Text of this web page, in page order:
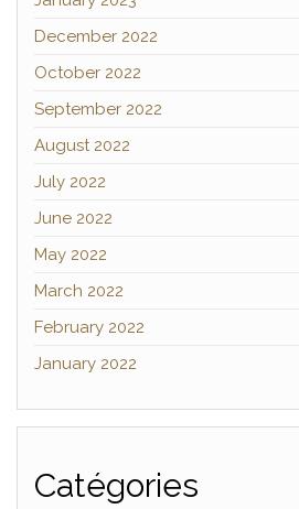
December 2022
October 2022
September 2022
August 2022
July 2022
June 2022
May 2022
March 2022
February 2022
January 2022
Catégories